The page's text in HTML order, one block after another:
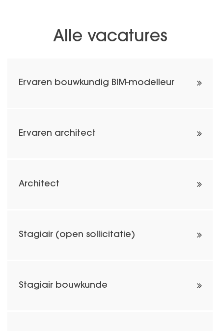
Alle vacatures
Ervaren bouwkundig BIM-modelleur
Ervaren architect
Architect
Stagiair (open sollicitatie)
Stagiair bouwkunde